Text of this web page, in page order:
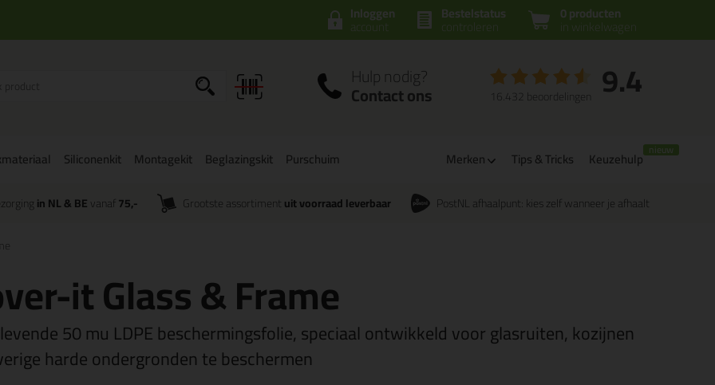
0 producten
in winkelwagen
Bestelstatus
controleren
Inloggen
account
Hulp nodig?
Contact ons 9.4
16.432 beoordelingen
Siliconenkit Montagekit Beglazingskit Purschuim Merken Tips & Tricks Keuzehulp
in NL & BEvanaf 75,- Grootste assortiment uit voorraad leverbaar PostNL afhaalpunt: kies zelf wanneer je afhaalt
it Glass & Frame
50 mu LDPE beschermingsfolie, speciaal ontwikkeld voor glasruiten, kozijnen
harde ondergronden te beschermen